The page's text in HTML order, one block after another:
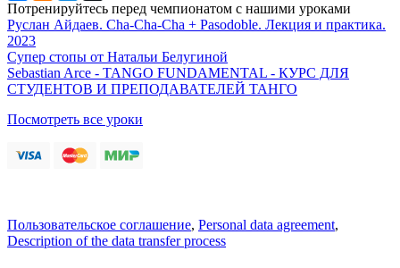
Потренируйтесь перед чемпионатом с нашими уроками
Руслан Айдаев. Cha-Cha-Cha + Pasodoble. Лекция и практика.
2023
Супер стопы от Натальи Белугиной
Sebastian Arce - TANGO FUNDAMENTAL - КУРС ДЛЯ
СТУДЕНТОВ И ПРЕПОДАВАТЕЛЕЙ ТАНГО
Посмотреть все уроки
Пользовательское соглашение, Personal data agreement,
Description of the data transfer process